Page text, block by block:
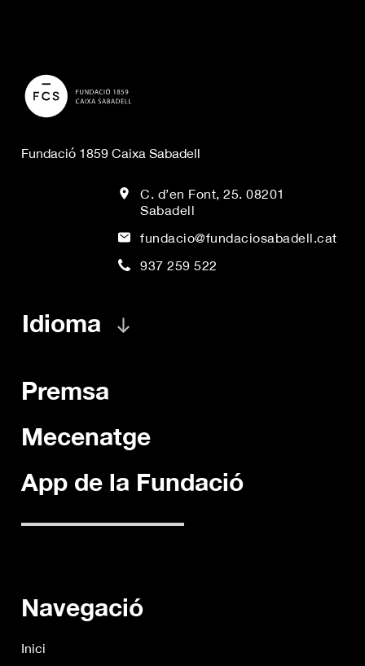
Fundació 1859 Caixa Sabadell
C. d’en Font, 25. 08201
Sabadell
fundacio@fundaciosabadell.cat
937 259 522
Navegació
Inici
Premsa
Mecenatge
App de la Fundació
Idioma